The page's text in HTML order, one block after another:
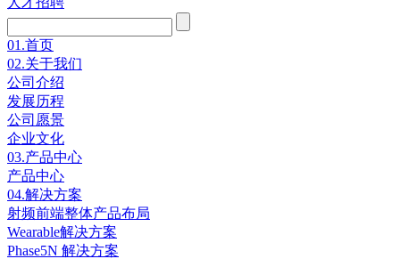
01.首页
02.关于我们
公司介绍
发展历程
公司愿景
企业文化
03.产品中心
产品中心
04.解决方案
射频前端整体产品布局
Wearable解决方案
Phase5N 解决方案